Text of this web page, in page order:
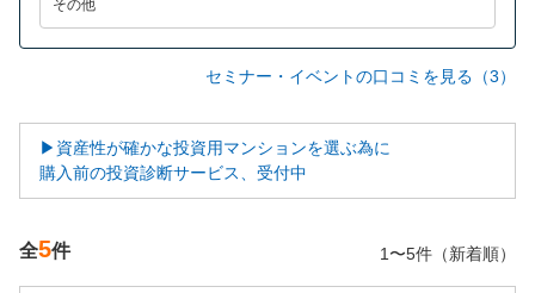
その他
セミナー・イベントの口コミを見る（3）
▶資産性が確かな投資用マンションを選ぶ為に
購入前の投資診断サービス、受付中
全5件 1〜5件（新着順）